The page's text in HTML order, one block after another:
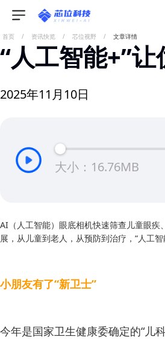
首页 / 资讯快览 / 芯位视野 / 文章详情
“人工智能+”
2025年11月10日
大小：16.76MB
AI（人工智能）眼底相机快速筛查儿童眼
展，从儿童到老人，从预防到治疗，“人工
小朋友有了“新卫士”
今年是国家卫生健康委确定的“儿